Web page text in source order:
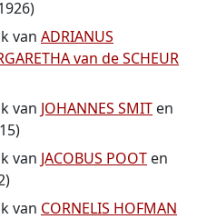
van ADRIANUS
van de SCHEUR
van JOHANNES SMIT en
van JACOBUS POOT en
van CORNELIS HOFMAN